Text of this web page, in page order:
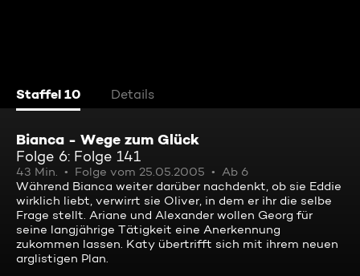
Staffel 10 Details
Bianca - Wege zum Glück
Folge 6: Folge 141
43 Min. Folge vom 25.05.2005
Ab 6
Während Bianca weiter darüber nachdenkt, ob sie Eddie
wirklich liebt, verwirrt sie Oliver, in dem er ihr die selbe
Frage stellt. Ariane und Alexander wollen Georg für
seine langjährige Tätigkeit eine Anerkennung
zukommen lassen. Katy übertrifft sich mit ihrem neuen
arglistigen Plan.